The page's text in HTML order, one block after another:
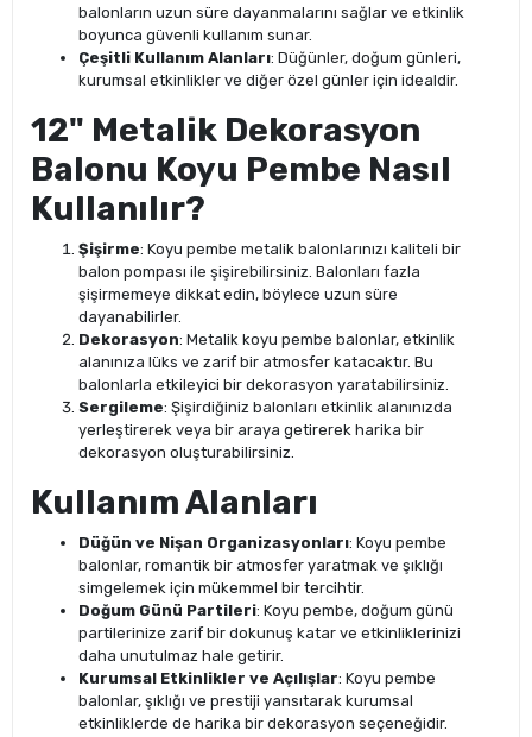
balonların uzun süre dayanmalarını sağlar ve etkinlik
boyunca güvenli kullanım sunar.
Çeşitli Kullanım Alanları: Düğünler, doğum günleri,
kurumsal etkinlikler ve diğer özel günler için idealdir.
12" Metalik Dekorasyon
Balonu Koyu Pembe Nasıl
Kullanılır?
Şişirme: Koyu pembe metalik balonlarınızı kaliteli bir
balon pompası ile şişirebilirsiniz. Balonları fazla
şişirmemeye dikkat edin, böylece uzun süre
dayanabilirler.
Dekorasyon: Metalik koyu pembe balonlar, etkinlik
alanınıza lüks ve zarif bir atmosfer katacaktır. Bu
balonlarla etkileyici bir dekorasyon yaratabilirsiniz.
Sergileme: Şişirdiğiniz balonları etkinlik alanınızda
yerleştirerek veya bir araya getirerek harika bir
dekorasyon oluşturabilirsiniz.
Kullanım Alanları
Düğün ve Nişan Organizasyonları: Koyu pembe
balonlar, romantik bir atmosfer yaratmak ve şıklığı
simgelemek için mükemmel bir tercihtir.
Doğum Günü Partileri: Koyu pembe, doğum günü
partilerinize zarif bir dokunuş katar ve etkinliklerinizi
daha unutulmaz hale getirir.
Kurumsal Etkinlikler ve Açılışlar: Koyu pembe
balonlar, şıklığı ve prestiji yansıtarak kurumsal
etkinliklerde de harika bir dekorasyon seçeneğidir.